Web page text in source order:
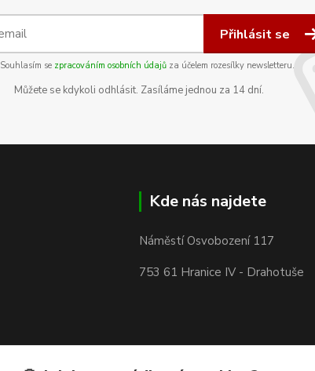
Přihlásit se
Souhlasím se zpracováním osobních údajů za účelem rozesílky newsletteru.
Můžete se kdykoli odhlásit. Zasíláme jednou za 14 dní.
Kde nás najdete
Náměstí Osvobození 117
753 61 Hranice IV - Drahotuše